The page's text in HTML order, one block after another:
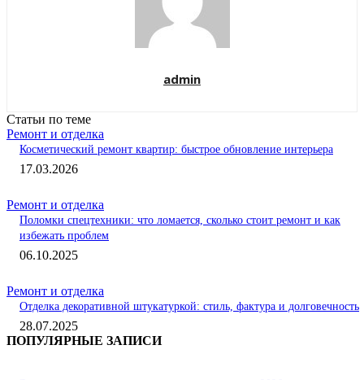
admin
Статьи по теме
Ремонт и отделка
Косметический ремонт квартир: быстрое обновление интерьера
17.03.2026
Ремонт и отделка
Поломки спецтехники: что ломается, сколько стоит ремонт и как
избежать проблем
06.10.2025
Ремонт и отделка
Отделка декоративной штукатуркой: стиль, фактура и долговечность
28.07.2025
ПОПУЛЯРНЫЕ ЗАПИСИ